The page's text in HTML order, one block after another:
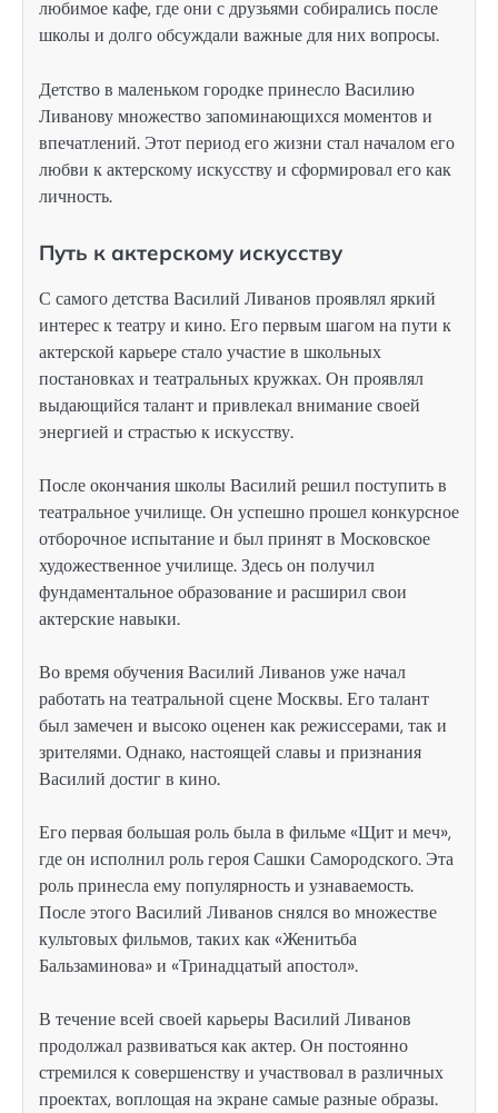
любимое кафе, где они с друзьями собирались после
школы и долго обсуждали важные для них вопросы.
Детство в маленьком городке принесло Василию
Ливанову множество запоминающихся моментов и
впечатлений. Этот период его жизни стал началом его
любви к актерскому искусству и сформировал его как
личность.
Путь к актерскому искусству
С самого детства Василий Ливанов проявлял яркий
интерес к театру и кино. Его первым шагом на пути к
актерской карьере стало участие в школьных
постановках и театральных кружках. Он проявлял
выдающийся талант и привлекал внимание своей
энергией и страстью к искусству.
После окончания школы Василий решил поступить в
театральное училище. Он успешно прошел конкурсное
отборочное испытание и был принят в Московское
художественное училище. Здесь он получил
фундаментальное образование и расширил свои
актерские навыки.
Во время обучения Василий Ливанов уже начал
работать на театральной сцене Москвы. Его талант
был замечен и высоко оценен как режиссерами, так и
зрителями. Однако, настоящей славы и признания
Василий достиг в кино.
Его первая большая роль была в фильме «Щит и меч»,
где он исполнил роль героя Сашки Самородского. Эта
роль принесла ему популярность и узнаваемость.
После этого Василий Ливанов снялся во множестве
культовых фильмов, таких как «Женитьба
Бальзаминова» и «Тринадцатый апостол».
В течение всей своей карьеры Василий Ливанов
продолжал развиваться как актер. Он постоянно
стремился к совершенству и участвовал в различных
проектах, воплощая на экране самые разные образы.